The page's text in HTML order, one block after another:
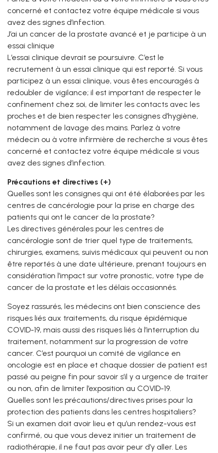
concerné et contactez votre équipe médicale si vous
avez des signes d’infection.
J’ai un cancer de la prostate avancé et je participe à un
essai clinique
L’essai clinique devrait se poursuivre. C’est le
recrutement à un essai clinique qui est reporté. Si vous
participez à un essai clinique, vous êtes encouragés à
redoubler de vigilance; il est important de respecter le
confinement chez soi, de limiter les contacts avec les
proches et de bien respecter les consignes d’hygiène,
notamment de lavage des mains. Parlez à votre
médecin ou à votre infirmière de recherche si vous êtes
concerné et contactez votre équipe médicale si vous
avez des signes d’infection.
Précautions et directives (+)
Quelles sont les consignes qui ont été élaborées par les
centres de cancérologie pour la prise en charge des
patients qui ont le cancer de la prostate?
Les directives générales pour les centres de
cancérologie sont de trier quel type de traitements,
chirurgies, examens, suivis médicaux qui peuvent ou non
être reportés à une date ultérieure, prenant toujours en
considération l’impact sur votre pronostic, votre type de
cancer de la prostate et les délais occasionnés.
Soyez rassurés, les médecins ont bien conscience des
risques liés aux traitements, du risque épidémique
COVID-19, mais aussi des risques liés à l’interruption du
traitement, notamment sur la progression de votre
cancer. C’est pourquoi un comité de vigilance en
oncologie est en place et chaque dossier de patient est
passé au peigne fin pour savoir s’il y a urgence de traiter
ou non, afin de limiter l’exposition au COVID-19.
Quelles sont les précautions/directives prises pour la
protection des patients dans les centres hospitaliers?
Si un examen doit avoir lieu et qu’un rendez-vous est
confirmé, ou que vous devez initier un traitement de
radiothérapie, il ne faut pas avoir peur d’y aller. Les